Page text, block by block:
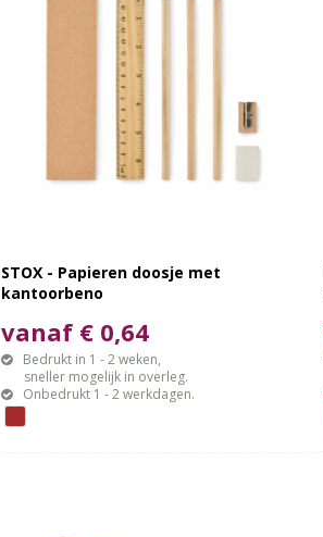
STOX - Papieren doosje met
kantoorbeno
vanaf € 0,64
Bedrukt in 1 - 2 weken,
sneller mogelijk in overleg.
Onbedrukt 1 - 2 werkdagen.